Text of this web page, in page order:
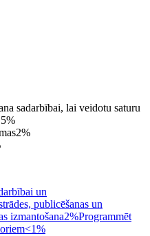
sadarbībai, lai veidotu saturu
%
2%
un
publicēšanas un
izmantošana2%Programmēt
<1%